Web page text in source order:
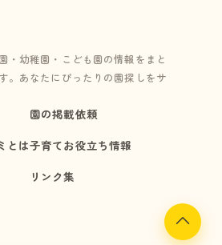
・幼稚園・こども園の情報をまと
。あなたにぴったりの園探しをサ
とは
園の掲載依頼
子育てお役立ち情報
リンク集